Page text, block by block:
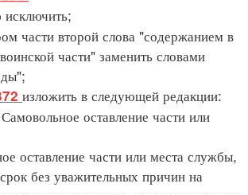
части второй слова "содержанием в
части" заменить словами
изложить в следующей редакции:
оставление части или
оставление части или места службы,
без уважительных причин на